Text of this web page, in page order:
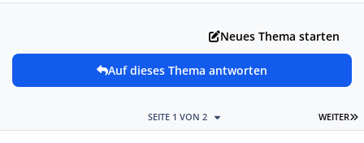
Neues Thema starten
Auf dieses Thema antworten
WEITER
SEITE 1 VON 2